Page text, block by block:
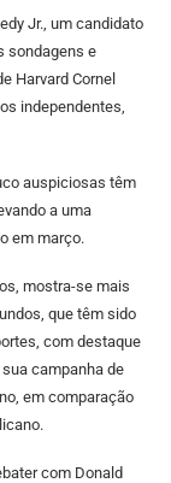
Jr., um candidato
sondagens e
Harvard Cornel
independentes,
auspiciosas têm
a uma
em março.
mostra-se mais
que têm sido
com destaque
campanha de
em comparação
com Donald